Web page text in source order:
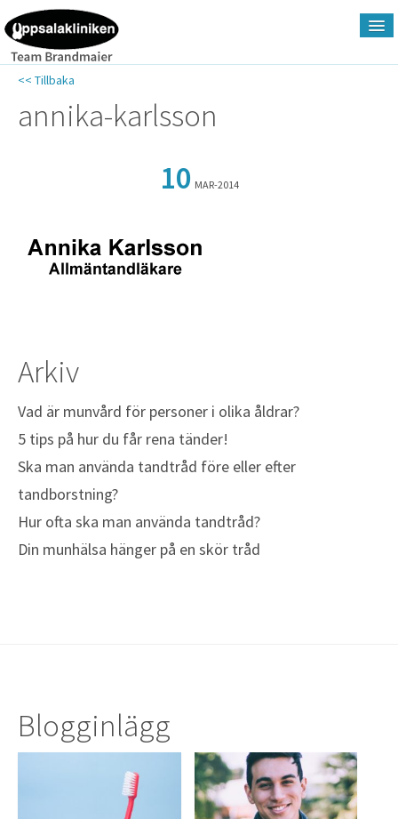
Priser
Kontakt
<< Tillbaka
annika-karlsson
10 MAR-2014
Arkiv
Vad är munvård för personer i olika åldrar?
5 tips på hur du får rena tänder!
Ska man använda tandtråd före eller efter
tandborstning?
Hur ofta ska man använda tandtråd?
Din munhälsa hänger på en skör tråd
Blogginlägg